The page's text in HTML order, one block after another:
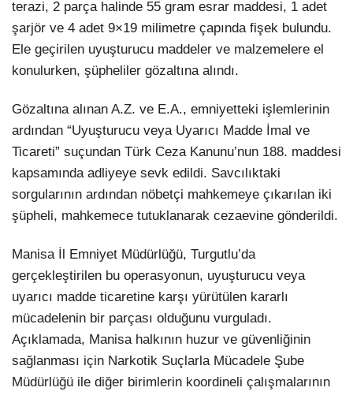
terazi, 2 parça halinde 55 gram esrar maddesi, 1 adet
şarjör ve 4 adet 9×19 milimetre çapında fişek bulundu.
Ele geçirilen uyuşturucu maddeler ve malzemelere el
konulurken, şüpheliler gözaltına alındı.
Gözaltına alınan A.Z. ve E.A., emniyetteki işlemlerinin
ardından “Uyuşturucu veya Uyarıcı Madde İmal ve
Ticareti” suçundan Türk Ceza Kanunu’nun 188. maddesi
kapsamında adliyeye sevk edildi. Savcılıktaki
sorgularının ardından nöbetçi mahkemeye çıkarılan iki
şüpheli, mahkemece tutuklanarak cezaevine gönderildi.
Manisa İl Emniyet Müdürlüğü, Turgutlu’da
gerçekleştirilen bu operasyonun, uyuşturucu veya
uyarıcı madde ticaretine karşı yürütülen kararlı
mücadelenin bir parçası olduğunu vurguladı.
Açıklamada, Manisa halkının huzur ve güvenliğinin
sağlanması için Narkotik Suçlarla Mücadele Şube
Müdürlüğü ile diğer birimlerin koordineli çalışmalarının